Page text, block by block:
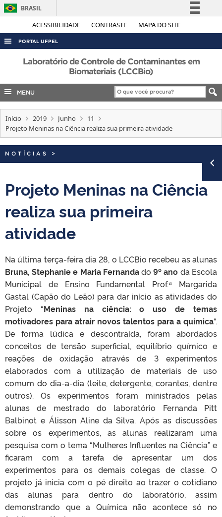
ACESSIBILIDADE CONTRASTE MAPA DO SITE
BRASIL
Simplifique!
Acesso à informação
Legislação
Canais
PORTAL UFPEL
ACESSO À INFORMAÇÃO
COBALTO
CONCURSOS
EDITAIS
TELEFONES
Laboratório de Controle de Contaminantes em
Biomateriais (LCCBio)
MENU
Início 2019 Junho
11
Projeto Meninas na Ciência realiza sua primeira atividade
NOTÍCIAS >
Projeto Meninas na Ciência
realiza sua primeira
atividade
Na última terça-feira dia 28, o LCCBio recebeu as alunas
Bruna, Stephanie e Maria Fernandado9º ano da Escola
Municipal de Ensino Fundamental Prof.ª Margarida
Gastal (Capão do Leão) para dar início as atividades do
Projeto “Meninas na ciência: o uso de temas
motivadores para atrair novos talentos para a química“.
De forma lúdica e descontraída, foram abordados
conceitos de tensão superficial, equilíbrio químico e
reações de oxidação através de 3 experimentos
elaborados com a utilização de materiais de uso
comum do dia-a-dia (leite, detergente, corantes, dentre
outros). Os experimentos foram ministrados pelas
alunas de mestrado do laboratório Fernanda Pitt
Balbinot e Álisson Aline da Silva. Após as discussões
sobre os experimentos, as alunas realizaram uma
pesquisa com o tema “Mulheres Influentes na Ciência” e
ficaram com a tarefa de apresentar um dos
experimentos para os demais colegas de classe. O
projeto já inicia com o pé direito ao trazer o cotidiano
das alunas para dentro do laboratório, assim
demonstrando que a Química não acontece só no